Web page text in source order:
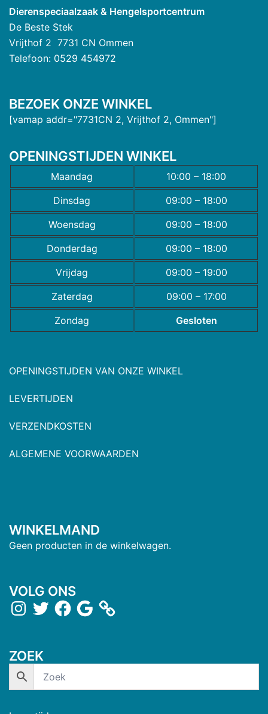
Dierenspeciaalzaak & Hengelsportcentrum
De Beste Stek
Vrijthof 2 7731 CN Ommen
Telefoon: 0529 454972
BEZOEK ONZE WINKEL
[vamap addr="7731CN 2, Vrijthof 2, Ommen"]
OPENINGSTIJDEN WINKEL
Maandag
10:00 – 18:00
Dinsdag
09:00 – 18:00
Woensdag
09:00 – 18:00
Donderdag
09:00 – 18:00
Vrijdag
09:00 – 19:00
Zaterdag
09:00 – 17:00
Zondag
Gesloten
OPENINGSTIJDEN VAN ONZE WINKEL
LEVERTIJDEN
VERZENDKOSTEN
ALGEMENE VOORWAARDEN
WINKELMAND
Geen producten in de winkelwagen.
VOLG ONS
ZOEK